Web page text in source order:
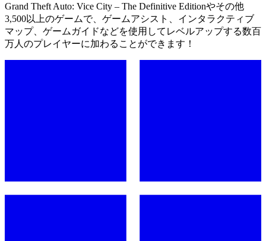
Grand Theft Auto: Vice City – The Definitive Editionやその他
3,500以上のゲームで、ゲームアシスト、インタラクティブ
マップ、ゲームガイドなどを使用してレベルアップする数百
万人のプレイヤーに加わることができます！